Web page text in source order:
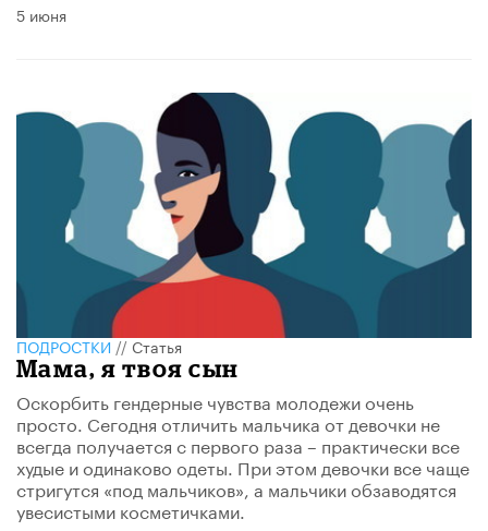
5 июня
ПОДРОСТКИ//Статья
Мама, я твоя сын
Оскорбить гендерные чувства молодежи очень
просто. Сегодня отличить мальчика от девочки не
всегда получается с первого раза – практически все
худые и одинаково одеты. При этом девочки все чаще
стригутся «под мальчиков», а мальчики обзаводятся
увесистыми косметичками.